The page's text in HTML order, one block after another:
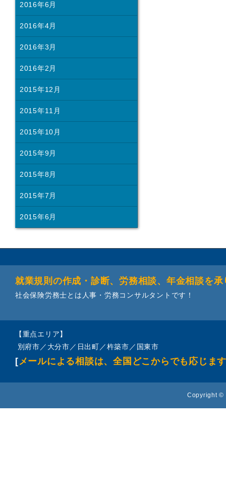
2016年6月
2016年4月
2016年3月
2016年2月
2015年12月
2015年11月
2015年10月
2015年9月
2015年8月
2015年7月
2015年6月
就業規則の作成・診断、労務相談、年金相談を承
社会保険労務士とは人事・労務コンサルタントです！
【重点エリア】
別府市／大分市／日出町／杵築市／国東市
[メールによる相談は、全国どこからでも応じま
Copyright ©